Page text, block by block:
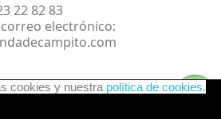
22 82 83
electrónico:
cookies y nuestra política de cookies.